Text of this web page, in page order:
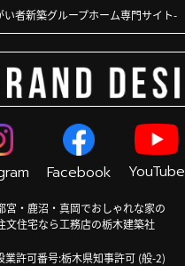
い者新築グループホーム専門サイト
Facebook YouTube
宮・鹿沼・真岡でおしゃれな家の
文住宅なら工務店の栃木建築社
業許可番号:栃木県知事許可 (般-2)